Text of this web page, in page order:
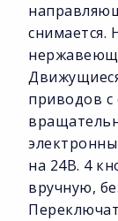
приводов с
на 24В. 4
вручную,